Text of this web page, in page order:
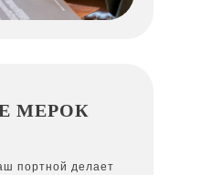
портной делает
МЕРОК